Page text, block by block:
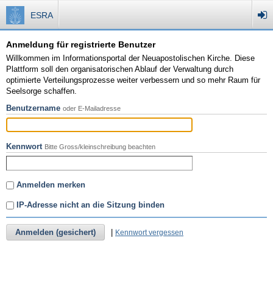
ESRA
Anmeldung für registrierte Benutzer
Willkommen im Informationsportal der Neuapostolischen Kirche. Diese
Plattform soll den organisatorischen Ablauf der Verwaltung durch
optimierte Verteilungsprozesse weiter verbessern und so mehr Raum für
Seelsorge schaffen.
Benutzername oder E-Mailadresse
Kennwort Bitte Gross/kleinschreibung beachten
Anmelden merken
IP-Adresse nicht an die Sitzung binden
Anmelden (gesichert) Kennwort vergessen